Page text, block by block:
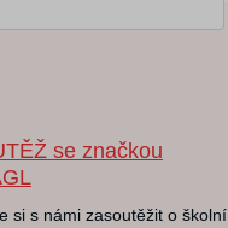
se značkou
si s námi zasoutěžit o školní